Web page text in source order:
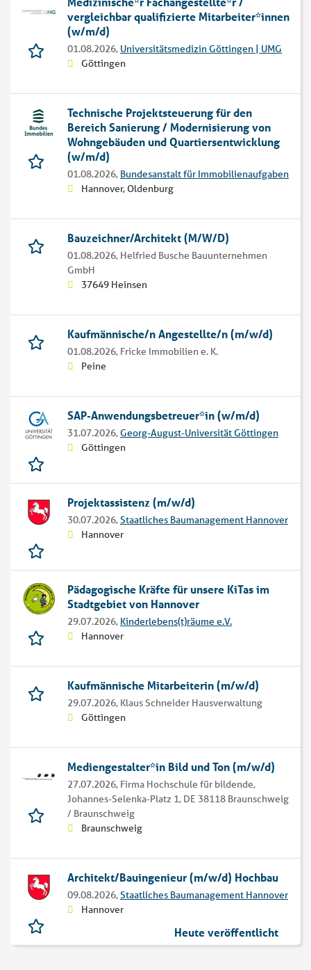
vergleichbar qualifizierte Mitarbeiter*innen
(w/m/d)
01.08.2026, Universitätsmedizin Göttingen | UMG
Göttingen
Technische Projekt­steuerung für den
Bereich Sanierung / Modernisierung von
Wohngebäuden und Quartiers­entwicklung
(w/m/d)
01.08.2026, Bundesanstalt für Immobilienaufgaben
Hannover, Oldenburg
Bauzeichner/Architekt (M/W/D)
01.08.2026, Helfried Busche Bauunternehmen
GmbH
37649 Heinsen
Kaufmännische/n Angestellte/n (m/w/d)
01.08.2026, Fricke Immobilien e. K.
Peine
SAP-Anwendungsbetreuer*in (w/m/d)
31.07.2026,Georg-August-Universität Göttingen
Göttingen
Projekt­assistenz (m/w/d)
30.07.2026,Staatliches Baumanagement Hannover
Hannover
Pädagogische Kräfte für unsere KiTas im
Stadtgebiet von Hannover
29.07.2026, Kinderlebens(t)räume e.V.
Hannover
Kaufmännische Mitarbeiterin (m/w/d)
29.07.2026, Klaus Schneider Hausverwaltung
Göttingen
Mediengestalter*in Bild und Ton (m/w/d)
27.07.2026, Firma Hochschule für bildende,
Johannes-Selenka-Platz 1, DE 38118 Braunschweig
/ Braunschweig
Braunschweig
Architekt/Bauingenieur (m/w/d) Hochbau
09.08.2026,Staatliches Baumanagement Hannover
Hannover
Heute veröffentlicht